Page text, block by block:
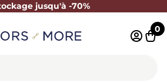
jusqu'à -70%
Fermer
0